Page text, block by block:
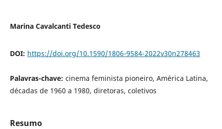
Marina Cavalcanti Tedesco
DOI: https://doi.org/10.1590/1806-9584-2022v30n278463
Palavras-chave: cinema feminista pioneiro, América Latina,
décadas de 1960 a 1980, diretoras, coletivos
Resumo